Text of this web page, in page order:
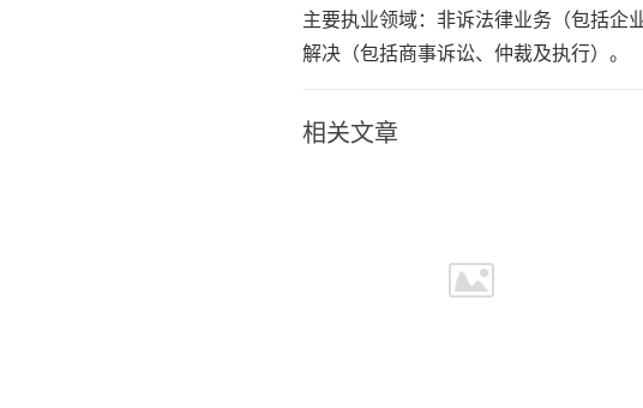
主要执业领域：非诉法律业务（包括企
解决（包括商事诉讼、仲裁及执行）。
相关文章